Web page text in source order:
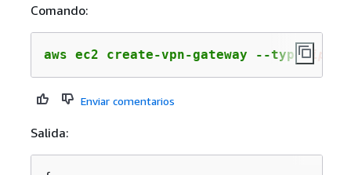
Comando:
aws ec2 create-vpn-gateway --type ipsec
Enviar comentarios
Salida: